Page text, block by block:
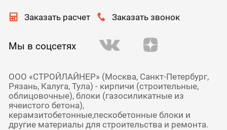
Заказать расчет Заказать звонок
Мы в соцсетях
ООО «СТРОЙЛАЙНЕР» (Москва, Санкт-Петербург,
Рязань, Калуга, Тула) - кирпичи (строительные,
облицовочные), блоки (газосиликатные из
ячеистого бетона),
керамзитобетонные,пескобетонные блоки и
другие материалы для строительства и ремонта.